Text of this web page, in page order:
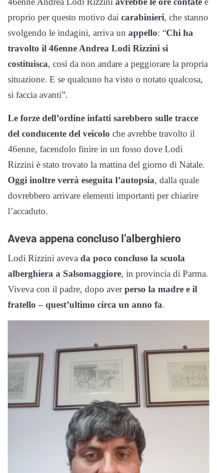
proprio per questo motivo dai carabinieri, che stanno
svolgendo le indagini, arriva un appello: “Chi ha
travolto il 46enne Andrea Lodi Rizzini si
costituisca, così da non andare a peggiorare la propria
situazione. E se qualcuno ha visto o notato qualcosa,
si faccia avanti”.
Le forze dell’ordine infatti sarebbero sulle tracce
del conducente del veicolo che avrebbe travolto il
46enne, facendolo finire in un fosso dove Lodi
Rizzini è stato trovato la mattina del giorno di Natale.
Oggi inoltre verrà eseguita l’autopsia, dalla quale
dovrebbero arrivare elementi importanti per chiarire
l’accaduto.
Aveva appena concluso l’alberghiero
Lodi Rizzini aveva da poco concluso la scuola
alberghiera a Salsomaggiore, in provincia di Parma.
Viveva con il padre, dopo averperso la madre e il
fratello – quest’ultimo circa un anno fa.